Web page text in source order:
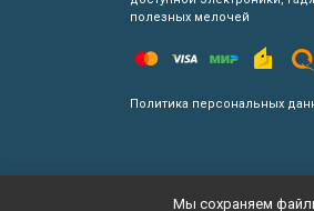
полезных мелочей
Политика персональных
Мы сохраняем